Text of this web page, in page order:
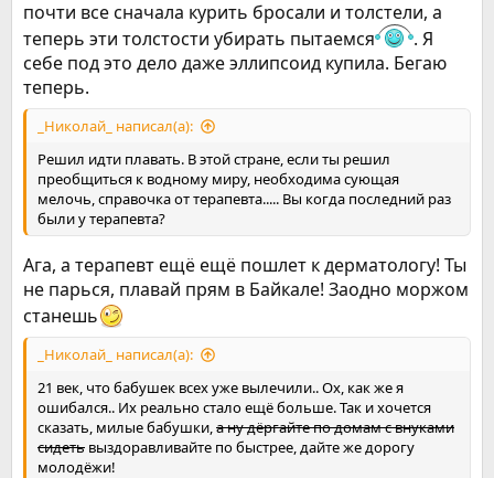
почти все сначала курить бросали и толстели, а
теперь эти толстости убирать пытаемся
. Я
себе под это дело даже эллипсоид купила. Бегаю
теперь.
_Николай_ написал(а):
Решил идти плавать. В этой стране, если ты решил
преобщиться к водному миру, необходима сующая
мелочь, справочка от терапевта..... Вы когда последний раз
были у терапевта?
Ага, а терапевт ещё ещё пошлет к дерматологу! Ты
не парься, плавай прям в Байкале! Заодно моржом
станешь
_Николай_ написал(а):
21 век, что бабушек всех уже вылечили.. Ох, как же я
ошибался.. Их реально стало ещё больше. Так и хочется
сказать, милые бабушки,а ну дёргайте по домам с внуками
сидеть выздоравливайте по быстрее, дайте же дорогу
молодёжи!